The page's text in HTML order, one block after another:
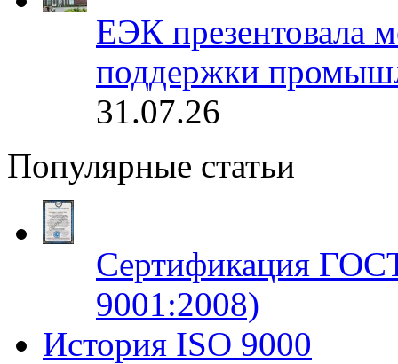
ЕЭК презентовала
поддержки
31.07.26
Популярные статьи
Сертификация
9001:2008)
История ISO 9000